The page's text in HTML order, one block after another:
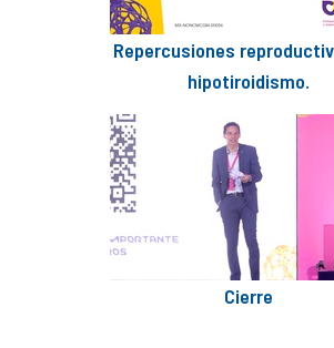
Repercusiones
hipotiroidismo.
Cierre